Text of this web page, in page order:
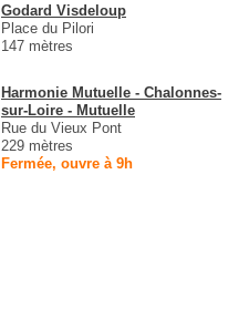
Godard Visdeloup
Place du Pilori
147 mètres
Harmonie Mutuelle - Chalonnes-
sur-Loire - Mutuelle
Rue du Vieux Pont
229 mètres
Fermée, ouvre à 9h